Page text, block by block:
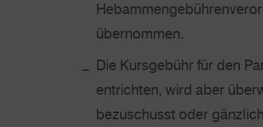
übernommen.
Die Kursgebühr für den
entrichten, wird aber
bezuschusst oder